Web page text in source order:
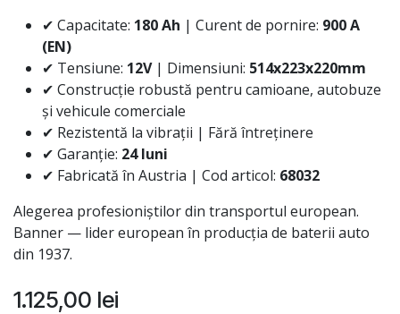
✔ Capacitate: 180 Ah | Curent de pornire: 900 A
(EN)
✔ Tensiune: 12V| Dimensiuni: 514x223x220mm
✔ Construcție robustă pentru camioane, autobuze
și vehicule comerciale
✔ Rezistentă la vibrații | Fără întreținere
✔ Garanție: 24 luni
✔ Fabricată în Austria | Cod articol: 68032
Alegerea profesioniștilor din transportul european.
Banner — lider european în producția de baterii auto
din 1937.
1.125,00 lei